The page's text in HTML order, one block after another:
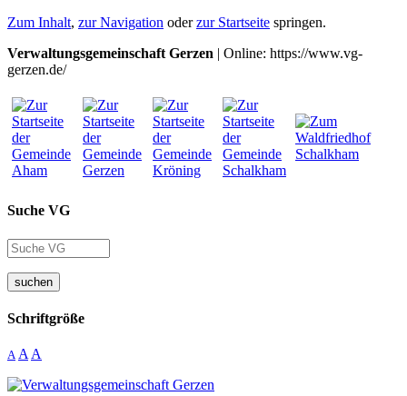
Zum Inhalt, zur Navigation oderzur Startseite springen.
Verwaltungsgemeinschaft Gerzen | Online: https://www.vg-
gerzen.de/
Suche VG
suchen
Schriftgröße
A A A